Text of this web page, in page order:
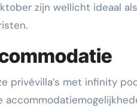
zijn wellicht ideaal
privévilla’s met infinity